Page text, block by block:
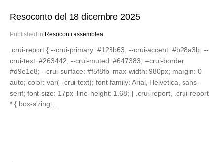
Resoconto del 18 dicembre 2025
Published in Resoconti assemblea
.crui-report { --crui-primary: #123b63; --crui-accent: #b28a3b; --
crui-text: #263442; --crui-muted: #647383; --crui-border:
#d9e1e8; --crui-surface: #f5f8fb; max-width: 980px; margin: 0
auto; color: var(--crui-text); font-family: Arial, Helvetica, sans-
serif; font-size: 17px; line-height: 1.68; } .crui-report, .crui-report
* { box-sizing:…